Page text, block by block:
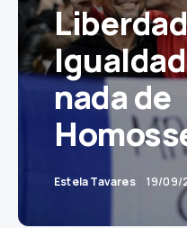
nada de
Estela Tavares 19/09/